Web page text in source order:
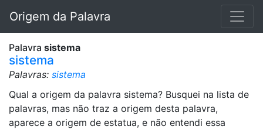
Origem da Palavra
Palavra sistema
sistema
Palavras: sistema
Qual a origem da palavra sistema? Busquei na lista de
palavras, mas não traz a origem desta palavra,
aparece a origem de estatua, e não entendi essa